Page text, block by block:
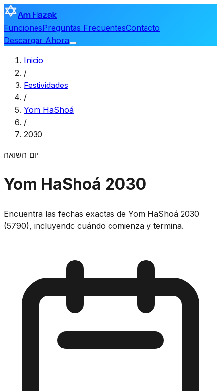
Am Hazak
FuncionesPreguntas FrecuentesContacto
Descargar Ahora
Inicio
/
Festividades
/
Yom HaShoá
/
2030
יום השואה
Yom HaShoá 2030
Encuentra las fechas exactas de Yom HaShoá 2030
(5790), incluyendo cuándo comienza y termina.